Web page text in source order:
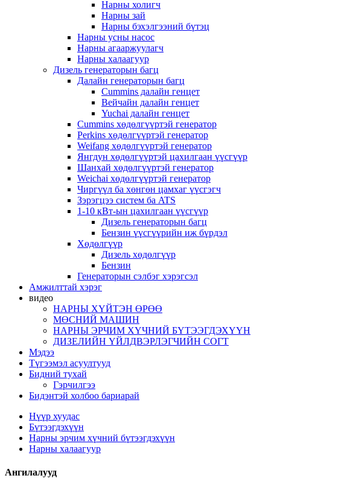
Нарны холигч
Нарны зай
Нарны бэхэлгээний бүтэц
Нарны усны насос
Нарны агааржуулагч
Нарны халаагуур
Дизель генераторын багц
Далайн генераторын багц
Cummins далайн генцет
Вейчайн далайн генцет
Yuchai далайн генцет
Cummins хөдөлгүүртэй генератор
Perkins хөдөлгүүртэй генератор
Weifang хөдөлгүүртэй генератор
Янгдун хөдөлгүүртэй цахилгаан үүсгүүр
Шанхай хөдөлгүүртэй генератор
Weichai хөдөлгүүртэй генератор
Чиргүүл ба хөнгөн цамхаг үүсгэгч
Зэрэгцээ систем ба ATS
1-10 кВт-ын цахилгаан үүсгүүр
Дизель генераторын багц
Бензин үүсгүүрийн иж бүрдэл
Хөдөлгүүр
Дизель хөдөлгүүр
Бензин
Генераторын сэлбэг хэрэгсэл
Амжилттай хэрэг
видео
НАРНЫ ХҮЙТЭН ӨРӨӨ
МӨСНИЙ МАШИН
НАРНЫ ЭРЧИМ ХҮЧНИЙ БҮТЭЭГДЭХҮҮН
ДИЗЕЛИЙН ҮЙЛДВЭРЛЭГЧИЙН СОГТ
Мэдээ
Түгээмэл асуултууд
Бидний тухай
Гэрчилгээ
Бидэнтэй холбоо бариарай
Нүүр хуудас
Бүтээгдэхүүн
Нарны эрчим хүчний бүтээгдэхүүн
Нарны халаагуур
Ангилалууд